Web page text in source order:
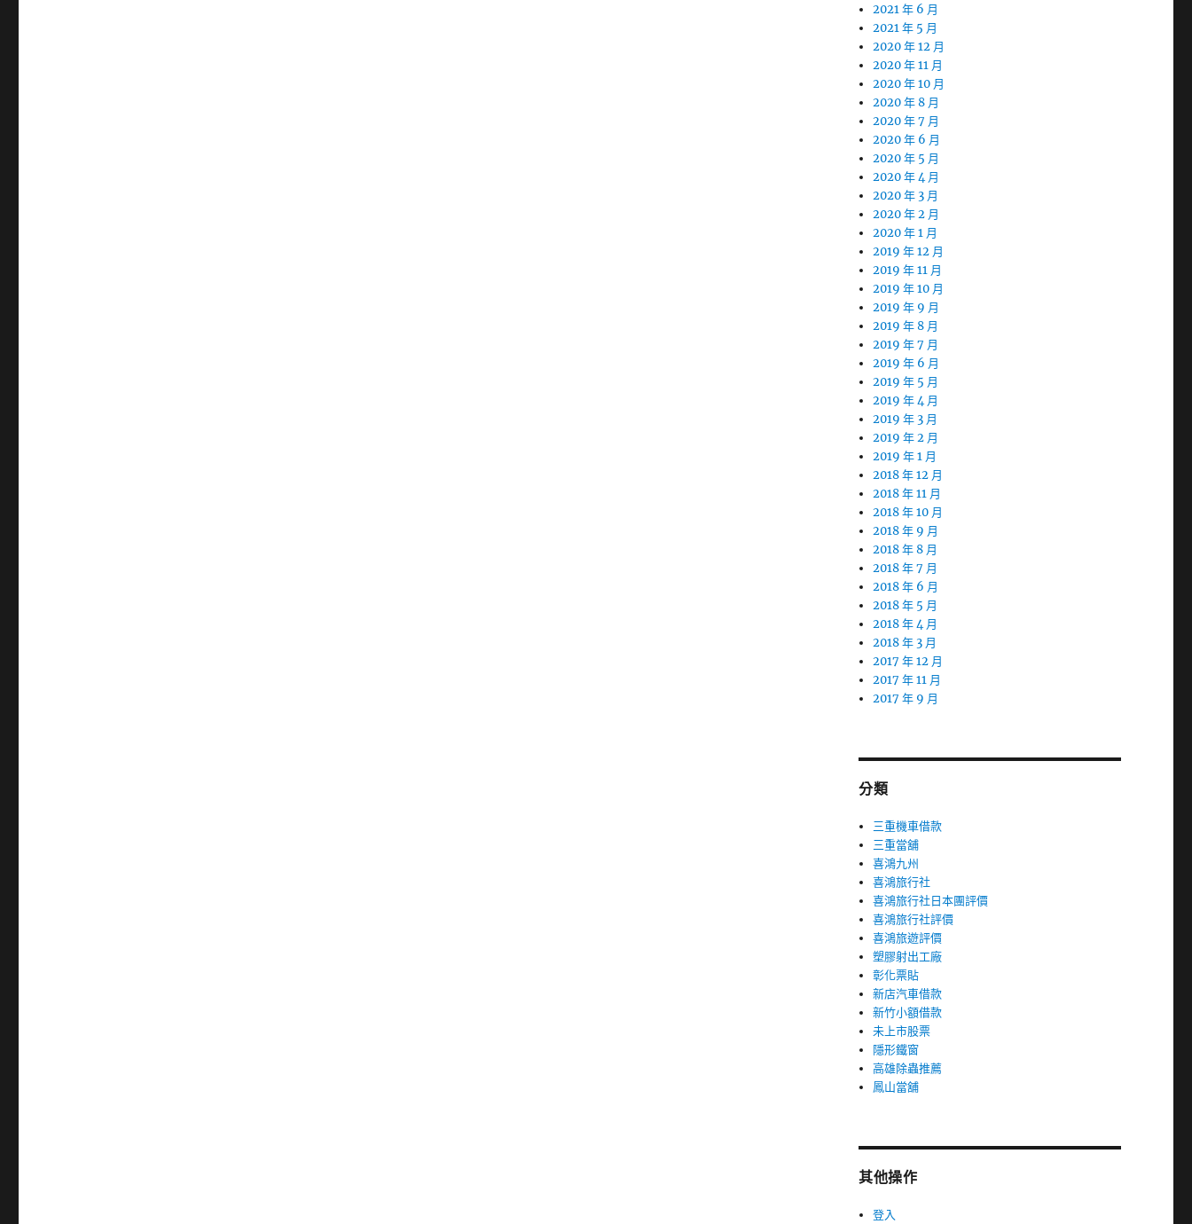
2021 年 6 月
2021 年 5 月
2020 年 12 月
2020 年 11 月
2020 年 10 月
2020 年 8 月
2020 年 7 月
2020 年 6 月
2020 年 5 月
2020 年 4 月
2020 年 3 月
2020 年 2 月
2020 年 1 月
2019 年 12 月
2019 年 11 月
2019 年 10 月
2019 年 9 月
2019 年 8 月
2019 年 7 月
2019 年 6 月
2019 年 5 月
2019 年 4 月
2019 年 3 月
2019 年 2 月
2019 年 1 月
2018 年 12 月
2018 年 11 月
2018 年 10 月
2018 年 9 月
2018 年 8 月
2018 年 7 月
2018 年 6 月
2018 年 5 月
2018 年 4 月
2018 年 3 月
2017 年 12 月
2017 年 11 月
2017 年 9 月
分類
三重機車借款
三重當舖
喜鴻九州
喜鴻旅行社
喜鴻旅行社日本團評價
喜鴻旅行社評價
喜鴻旅遊評價
塑膠射出工廠
彰化票貼
新店汽車借款
新竹小額借款
未上市股票
隱形鐵窗
高雄除蟲推薦
鳳山當舖
其他操作
登入